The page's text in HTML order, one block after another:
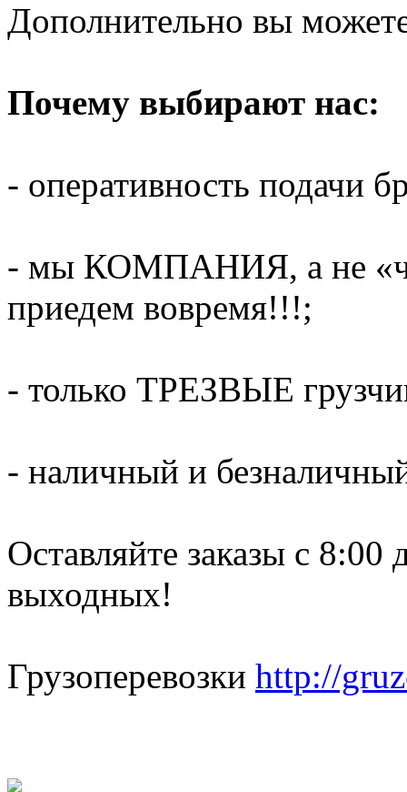
Дополнительно вы можете
Почему выбирают нас:
- оперативность подачи
- мы КОМПАНИЯ, а не
приедем вовремя!!!;
- только ТРЕЗВЫЕ
- наличный и
Оставляйте заказы с
выходных!
Грузоперевозки http://